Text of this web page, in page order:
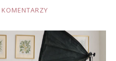
KOMENTARZY